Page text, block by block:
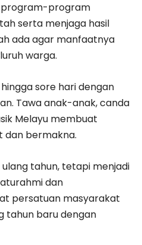
program-program
serta menjaga hasil
ada agar manfaatnya
warga.
sore hari dengan
Tawa anak-anak, canda
Melayu membuat
dan bermakna.
tahun, tetapi menjadi
dan
persatuan masyarakat
tahun baru dengan